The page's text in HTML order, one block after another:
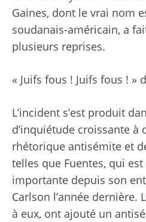
Gaines, dont le vrai nom
soudanais-américain, a
plusieurs reprises.
« Juifs fous ! Juifs fous ! »
L’incident s’est produit
d’inquiétude croissante à
rhétorique antisémite et
telles que Fuentes, qui
importante depuis son
Carlson l’année dernière.
à eux, ont ajouté un